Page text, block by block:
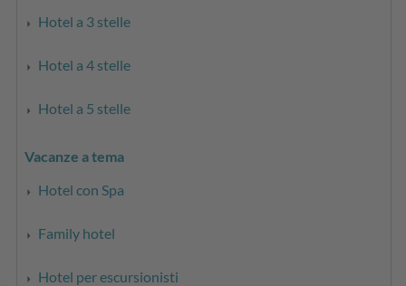
Hotel a 3 stelle
Hotel a 4 stelle
Hotel a 5 stelle
Vacanze a tema
Hotel con Spa
Family hotel
Hotel per escursionisti